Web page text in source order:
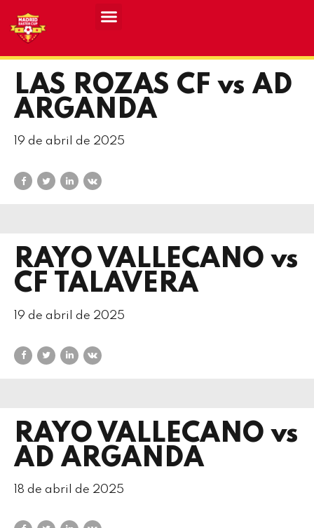
LAS ROZAS CF vs AD
ARGANDA
19 de abril de 2025
RAYO VALLECANO vs
CF TALAVERA
19 de abril de 2025
RAYO VALLECANO vs
AD ARGANDA
18 de abril de 2025